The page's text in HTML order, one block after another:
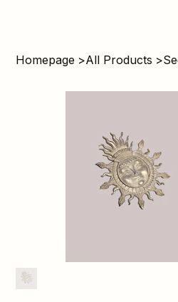
Homepage >All Products >